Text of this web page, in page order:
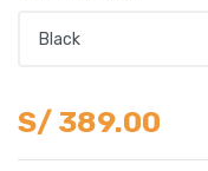
S/ 389.00